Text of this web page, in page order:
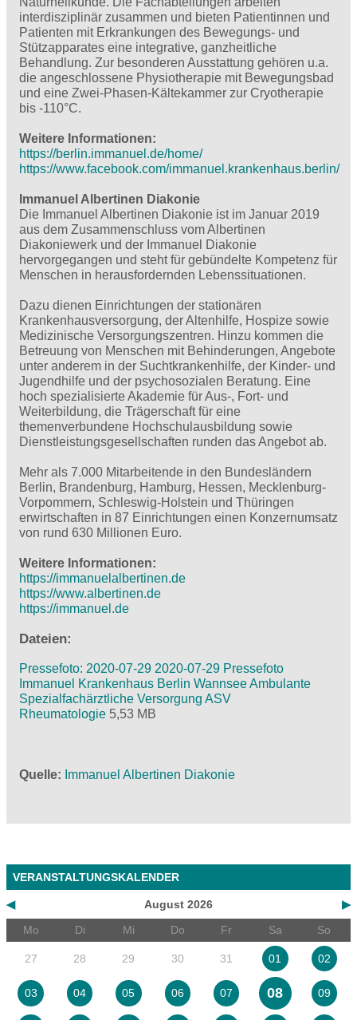
interdisziplinär zusammen und bieten Patientinnen und
Patienten mit Erkrankungen des Bewegungs- und
Stützapparates eine integrative, ganzheitliche
Behandlung. Zur besonderen Ausstattung gehören u.a.
die angeschlossene Physiotherapie mit Bewegungsbad
und eine Zwei-Phasen-Kältekammer zur Cryotherapie
bis -110°C.
Weitere Informationen:
https://berlin.immanuel.de/home/
https://www.facebook.com/immanuel.krankenhaus.berlin/
Immanuel Albertinen Diakonie
Die Immanuel Albertinen Diakonie ist im Januar 2019
aus dem Zusammenschluss vom Albertinen
Diakoniewerk und der Immanuel Diakonie
hervorgegangen und steht für gebündelte Kompetenz für
Menschen in herausfordernden Lebenssituationen.
Dazu dienen Einrichtungen der stationären
Krankenhausversorgung, der Altenhilfe, Hospize sowie
Medizinische Versorgungszentren. Hinzu kommen die
Betreuung von Menschen mit Behinderungen, Angebote
unter anderem in der Suchtkrankenhilfe, der Kinder- und
Jugendhilfe und der psychosozialen Beratung. Eine
hoch spezialisierte Akademie für Aus-, Fort- und
Weiterbildung, die Trägerschaft für eine
themenverbundene Hochschulausbildung sowie
Dienstleistungsgesellschaften runden das Angebot ab.
Mehr als 7.000 Mitarbeitende in den Bundesländern
Berlin, Brandenburg, Hamburg, Hessen, Mecklenburg-
Vorpommern, Schleswig-Holstein und Thüringen
erwirtschaften in 87 Einrichtungen einen Konzernumsatz
von rund 630 Millionen Euro.
Weitere Informationen:
https://immanuelalbertinen.de
https://www.albertinen.de
https://immanuel.de
Dateien:
Pressefoto: 2020-07-29 2020-07-29 Pressefoto
Immanuel Krankenhaus Berlin Wannsee Ambulante
Spezialfachärztliche Versorgung ASV
Rheumatologie 5,53 MB
Quelle Immanuel Albertinen Diakonie
VERANSTALTUNGSKALENDER
◀ ▶
August 2026
Mo
Di Mi Do Fr Sa So
27 28 29 30 31 01 02
03 04 05 06 07 08 09